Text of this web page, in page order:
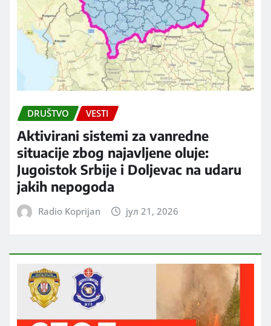
DRUŠTVO VESTI
Aktivirani sistemi za vanredne
situacije zbog najavljene oluje:
Jugoistok Srbije i Doljevac na udaru
jakih nepogoda
Radio Koprijan јул 21, 2026